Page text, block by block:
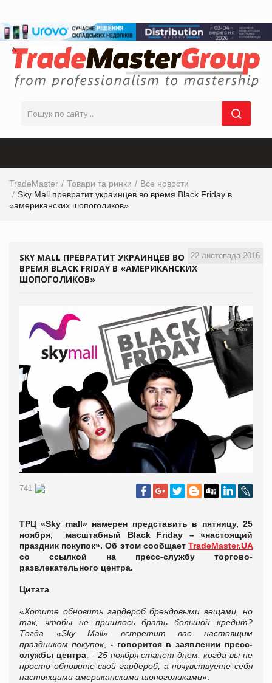
TradeMaster Товари та ринки
Все новости
Sky Mall превратит украинцев во время Black Friday в
«американских шопоголиков»
22 листопада 2016
SKY MALL ПРЕВРАТИТ УКРАИНЦЕВ ВО
ВРЕМЯ BLACK FRIDAY В «АМЕРИКАНСКИХ
ШОПОГОЛИКОВ»
741
ТРЦ «Sky mall» намерен представить в пятницу, 25
ноября, масштабный Black Friday – «настоящий
праздник покупок». Об этом сообщает TradeMaster.UA
со ссылкой на пресс-службу торгово-
развлекательного центра.
Цитата
«Хотите обновить гардероб брендовыми вещами, но
так, чтобы не пришлось брать большой кредит?
Тогда «Sky Mall» встретит вас настоящим
праздником покупок, - говорится в заявлении пресс-
службы центра. - 25 ноября станет днем, когда вы не
просто обновите свой гардероб, а почувствуете себя
настоящими американскими шопоголиками».